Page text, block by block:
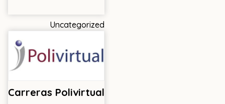
Uncategorized
Carreras Polivirtual